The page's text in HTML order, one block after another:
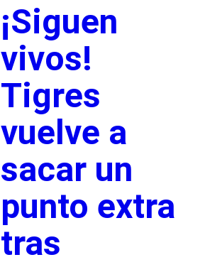
¡Siguen
vivos!
Tigres
vuelve a
sacar un
punto extra
tras